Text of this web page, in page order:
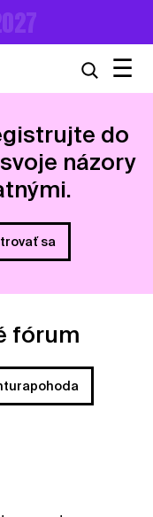
☰
do
názory
sa
fórum